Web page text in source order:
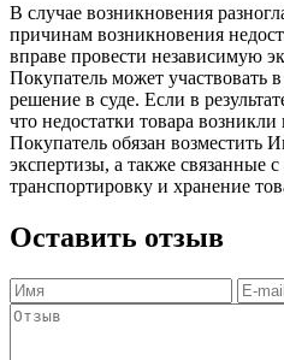
В случае возникновения
причинам возникновения
вправе провести независимую
Покупатель может участвовать
решение в суде. Если в
что недостатки товара
Покупатель обязан возместить
экспертизы, а также связанные
транспортировку и хранение
Оставить отзыв